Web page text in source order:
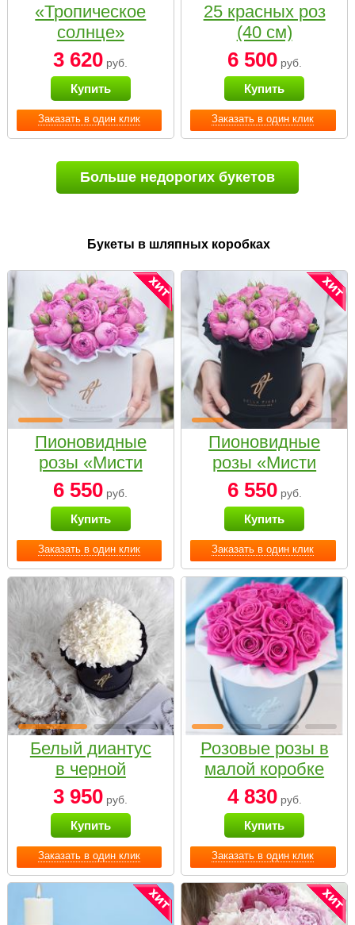
Заказать в один клик
«Тропическое
солнце»
3 620 руб.
Купить
Заказать в один клик
25 красных роз
(40 см)
6 500руб.
Купить
Больше недорогих букетов
Букеты в шляпных коробках
Заказать в один клик
Пионовидные
розы «Мисти
бабблс» в белой
коробке Small
6 550 руб.
Купить
Заказать в один клик
Пионовидные
розы «Мисти
бабблс» в
черной коробке
Small
6 550руб.
Купить
Заказать в один клик
Белый диантус
в черной
коробке Small
3 950 руб.
Купить
Заказать в один клик
Розовые розы в
малой коробке
4 830руб.
Купить